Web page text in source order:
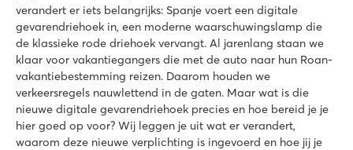
verandert er iets belangrijks: Spanje voert een digitale
gevarendriehoek in, een moderne waarschuwingslamp die
de klassieke rode driehoek vervangt. Al jarenlang staan we
klaar voor vakantiegangers die met de auto naar hun Roan-
vakantiebestemming reizen. Daarom houden we
verkeersregels nauwlettend in de gaten. Maar wat is die
nieuwe digitale gevarendriehoek precies en hoe bereid je je
hier goed op voor? Wij leggen je uit wat er verandert,
waarom deze nieuwe verplichting is ingevoerd en hoe jij je